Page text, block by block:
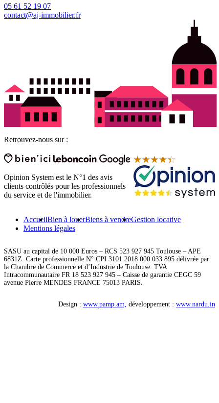
05 61 52 19 07
contact@aj-immobilier.fr
Retrouvez-nous sur :
Opinion System est le N°1 des avis
clients contrôlés pour les professionnels
du service et de l'immobilier.
AccueilBien à louerBiens à vendreGestion locative
Mentions légales
SASU au capital de 10 000 Euros – RCS 523 927 945 Toulouse – APE
6831Z. Carte professionnelle N° CPI 3101 2018 000 033 895 délivrée par
la Chambre de Commerce et d’Industrie de Toulouse. TVA
Intracommunautaire FR 18 523 927 945 – Caisse de garantie CEGC 59
avenue Pierre MENDES FRANCE 75013 PARIS.
Design : www.pamp.am, développement : www.nardu.in